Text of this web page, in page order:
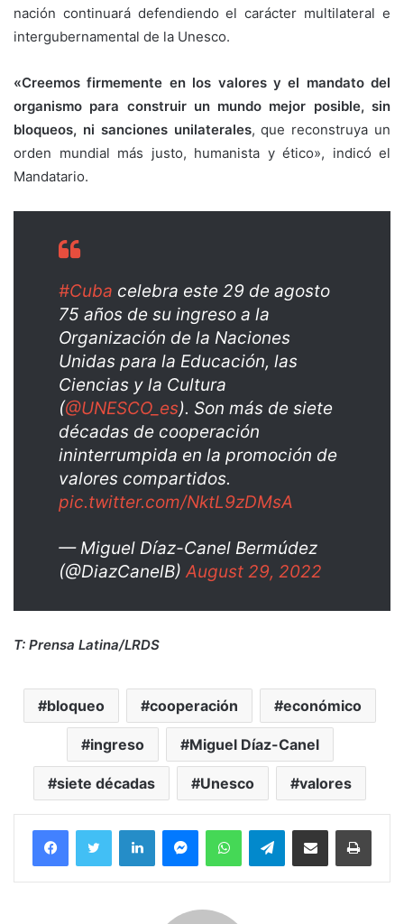
nación continuará defendiendo el carácter multilateral e
intergubernamental de la Unesco.
«Creemos firmemente en los valores y el mandato del
organismo para construir un mundo mejor posible, sin
bloqueos, ni sanciones unilaterales, que reconstruya un
orden mundial más justo, humanista y ético», indicó el
Mandatario.
#Cuba celebra este 29 de agosto
75 años de su ingreso a la
Organización de la Naciones
Unidas para la Educación, las
Ciencias y la Cultura
(@UNESCO_es). Son más de siete
décadas de cooperación
ininterrumpida en la promoción de
valores compartidos.
pic.twitter.com/NktL9zDMsA
— Miguel Díaz-Canel Bermúdez
(@DiazCanelB)August 29, 2022
T: Prensa Latina/LRDS
bloqueo cooperación económico
ingreso Miguel Díaz-Canel
siete décadas Unesco valores
FacebookTwitter LinkedInMessengerWhatsAppTelegramCompartir por correo electrónico